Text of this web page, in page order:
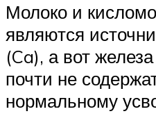
Молоко и
являются
(Ca), а вот
почти не
нормальному